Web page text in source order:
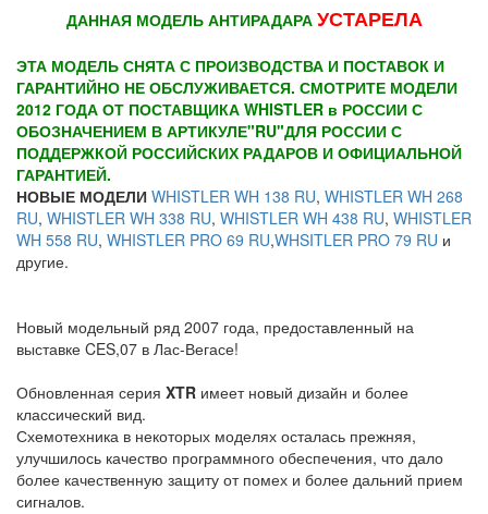
ДАННАЯ МОДЕЛЬ АНТИРАДАРА УСТАРЕЛА
ЭТА МОДЕЛЬ СНЯТА С ПРОИЗВОДСТВА И ПОСТАВОК И
ГАРАНТИЙНО НЕ ОБСЛУЖИВАЕТСЯ. СМОТРИТЕ МОДЕЛИ
2012 ГОДА ОТ ПОСТАВЩИКА WHISTLER в РОССИИ С
ОБОЗНАЧЕНИЕМ В АРТИКУЛЕ"RU"ДЛЯ РОССИИ С
ПОДДЕРЖКОЙ РОССИЙСКИХ РАДАРОВ И ОФИЦИАЛЬНОЙ
ГАРАНТИЕЙ.
НОВЫЕ МОДЕЛИ WHISTLER WH 138 RU, WHISTLER WH 268
RU, WHISTLER WH 338 RU, WHISTLER WH 438 RU, WHISTLER
WH 558 RU, WHISTLER PRO 69 RU,WHSITLER PRO 79 RU и
другие.
Новый модельный ряд 2007 года, предоставленный на
выставке CES,07 в Лас-Вегасе!
Обновленная серия XTR имеет новый дизайн и более
классический вид.
Схемотехника в некоторых моделях осталась прежняя,
улучшилось качество программного обеспечения, что дало
более качественную защиту от помех и более дальний прием
сигналов.